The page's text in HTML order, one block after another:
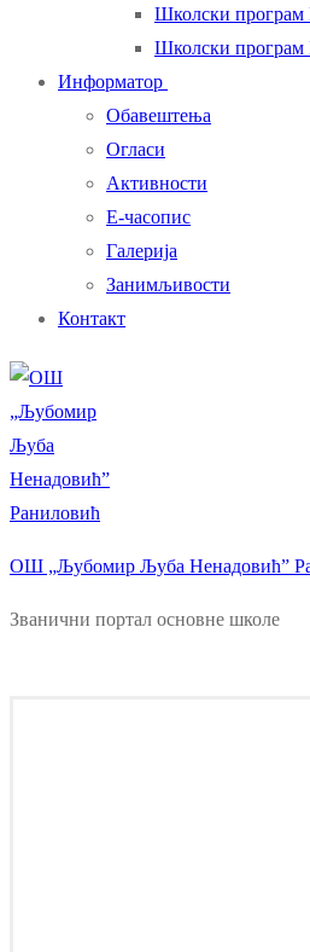
Школски програм
Школски програм
Информатор
Обавештења
Огласи
Активности
Е-часопис
Галерија
Занимљивости
Контакт
ОШ „Љубомир Љуба Ненадовић”
Званични портал основне школе